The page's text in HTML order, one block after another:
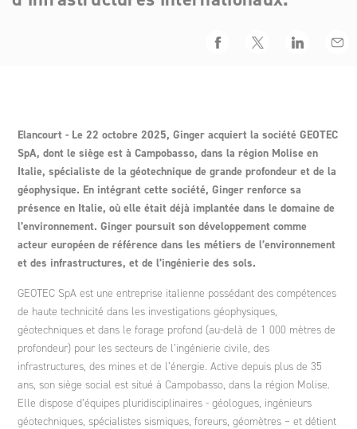
FacebookTwitter LinkedIn
Elancourt - Le 22 octobre 2025, Ginger acquiert la société GEOTEC
SpA, dont le siège est à Campobasso, dans la région Molise en
Italie, spécialiste de la géotechnique de grande profondeur et de la
géophysique. En intégrant cette société, Ginger renforce sa
présence en Italie, où elle était déjà implantée dans le domaine de
l’environnement. Ginger poursuit son développement comme
acteur européen de référence dans les métiers de l’environnement
et des infrastructures, et de l’ingénierie des sols.
GEOTEC SpA est une entreprise italienne possédant des compétences
de haute technicité dans les investigations géophysiques,
géotechniques et dans le forage profond (au-delà de 1 000 mètres de
profondeur) pour les secteurs de l’ingénierie civile, des
infrastructures, des mines et de l’énergie. Active depuis plus de 35
ans, son siège social est situé à Campobasso, dans la région Molise.
Elle dispose d’équipes pluridisciplinaires - géologues, ingénieurs
géotechniques, spécialistes sismiques, foreurs, géomètres – et détient
Ginger FORMATION
Ginger V-SCAN
Maroc
Pologne
Formation